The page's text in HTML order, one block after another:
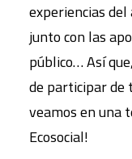
experiencias
junto con las
público… Así
de participar de
veamos en una
Ecosocial!